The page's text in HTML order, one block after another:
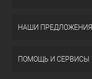
НАШИ ПРЕДЛОЖЕНИЯ
ПОМОЩЬ И СЕРВИСЫ